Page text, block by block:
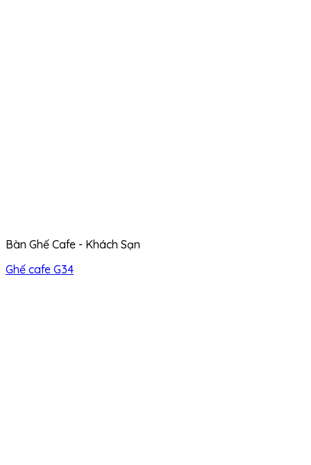
Bàn Ghế Cafe - Khách Sạn
Ghế cafe G34